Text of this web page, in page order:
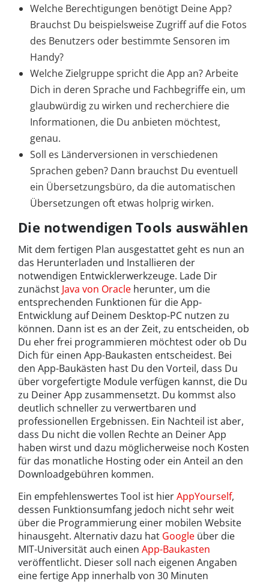
Welche Berechtigungen benötigt Deine App?
Brauchst Du beispielsweise Zugriff auf die Fotos
des Benutzers oder bestimmte Sensoren im
Handy?
Welche Zielgruppe spricht die App an? Arbeite
Dich in deren Sprache und Fachbegriffe ein, um
glaubwürdig zu wirken und recherchiere die
Informationen, die Du anbieten möchtest,
genau.
Soll es Länderversionen in verschiedenen
Sprachen geben? Dann brauchst Du eventuell
ein Übersetzungsbüro, da die automatischen
Übersetzungen oft etwas holprig wirken.
Die notwendigen Tools auswählen
Mit dem fertigen Plan ausgestattet geht es nun an
das Herunterladen und Installieren der
notwendigen Entwicklerwerkzeuge. Lade Dir
zunächst Java von Oracle herunter, um die
entsprechenden Funktionen für die App-
Entwicklung auf Deinem Desktop-PC nutzen zu
können. Dann ist es an der Zeit, zu entscheiden, ob
Du eher frei programmieren möchtest oder ob Du
Dich für einen App-Baukasten entscheidest. Bei
den App-Baukästen hast Du den Vorteil, dass Du
über vorgefertigte Module verfügen kannst, die Du
zu Deiner App zusammensetzt. Du kommst also
deutlich schneller zu verwertbaren und
professionellen Ergebnissen. Ein Nachteil ist aber,
dass Du nicht die vollen Rechte an Deiner App
haben wirst und dazu möglicherweise noch Kosten
für das monatliche Hosting oder ein Anteil an den
Downloadgebühren kommen.
Ein empfehlenswertes Tool ist hierAppYourself,
dessen Funktionsumfang jedoch nicht sehr weit
über die Programmierung einer mobilen Website
hinausgeht. Alternativ dazu hat Google über die
MIT-Universität auch einen App-Baukasten
veröffentlicht. Dieser soll nach eigenen Angaben
eine fertige App innerhalb von 30 Minuten